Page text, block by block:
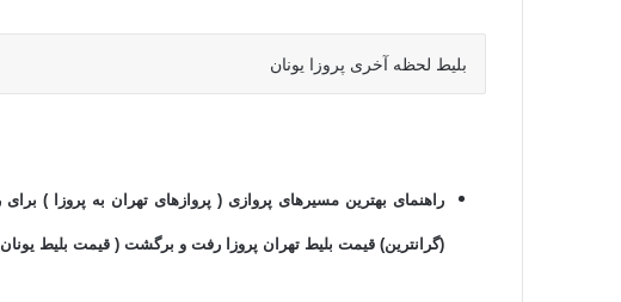
بلیط لحظه آخری پروزا یونان
راهنمای بهترین مسیرهای پروازی ( پروازهای تهران به پروزا )
(گرانترین) قیمت بلیط تهران پروزا رفت و برگشت ( قیمت بلیط